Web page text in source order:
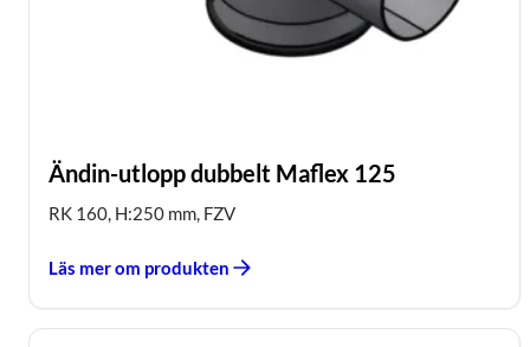
Ändin-utlopp dubbelt Maflex 125
RK 160, H:250 mm, FZV
Läs mer om produkten